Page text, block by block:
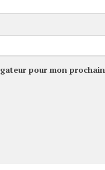
pour mon prochain